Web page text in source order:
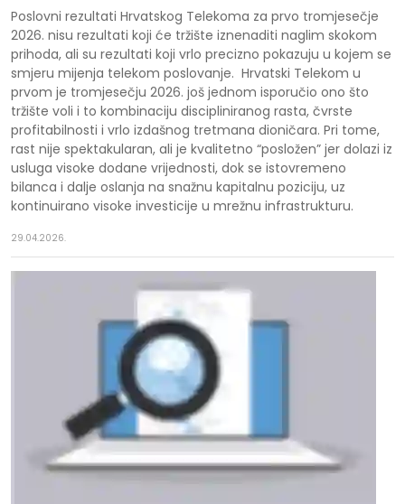
Poslovni rezultati Hrvatskog Telekoma za prvo tromjesečje
2026. nisu rezultati koji će tržište iznenaditi naglim skokom
prihoda, ali su rezultati koji vrlo precizno pokazuju u kojem se
smjeru mijenja telekom poslovanje. Hrvatski Telekom u
prvom je tromjesečju 2026. još jednom isporučio ono što
tržište voli i to kombinaciju discipliniranog rasta, čvrste
profitabilnosti i vrlo izdašnog tretmana dioničara. Pri tome,
rast nije spektakularan, ali je kvalitetno “posložen” jer dolazi iz
usluga visoke dodane vrijednosti, dok se istovremeno
bilanca i dalje oslanja na snažnu kapitalnu poziciju, uz
kontinuirano visoke investicije u mrežnu infrastrukturu.
29.04.2026.